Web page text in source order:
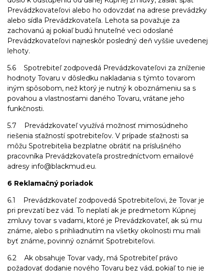
Prevádzkovateľovi alebo ho odovzdať na adrese prevádzky
alebo sídla Prevádzkovateľa. Lehota sa považuje za
zachovanú aj pokiaľ budú hnuteľné veci odoslané
Prevádzkovateľovi najneskôr posledný deň vyššie uvedenej
lehoty.
5.6 Spotrebiteľ zodpovedá Prevádzkovateľovi za zníženie
hodnoty Tovaru v dôsledku nakladania s týmto tovarom
iným spôsobom, než ktorý je nutný k oboznámeniu sa s
povahou a vlastnosťami daného Tovaru, vrátane jeho
funkčnosti.
5.7 Prevádzkovateľ využívá možnosť mimosúdneho
riešenia sťažností spotrebiteľov. V prípade sťažnosti sa
môžu Spotrebitelia bezplatne obrátiť na príslušného
pracovníka Prevádzkovateľa prostredníctvom emailové
adresy info@blackmud.eu.
6 Reklamačný poriadok
6.1 Prevádzkovateľ zodpovedá Spotrebiteľovi, že Tovar je
pri prevzatí bez vád. To neplatí ak je predmetom Kúpnej
zmluvy tovar s vadami, ktoré je Prevádzkovateľ, ak sú mu
známe, alebo s prihliadnutím na všetky okolnosti mu mali
byť známe, povinný oznámiť Spotrebiteľovi.
6.2 Ak obsahuje Tovar vady, má Spotrebiteľ právo
požadovať dodanie nového Tovaru bez vád, pokiaľ to nie je